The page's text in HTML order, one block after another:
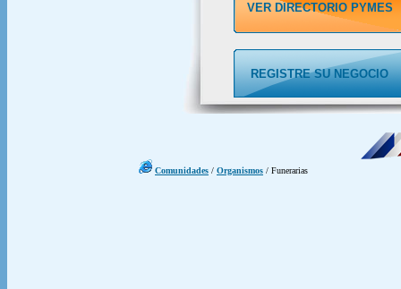
VER DIRECTORIO PYMES
REGISTRE SU NEGOCIO
Comunidades / Organismos / Funerarias